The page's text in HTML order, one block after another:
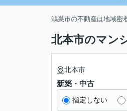
鴻巣市の不動産は地域密
北本市のマン
北本市
新築・中古
指定しない